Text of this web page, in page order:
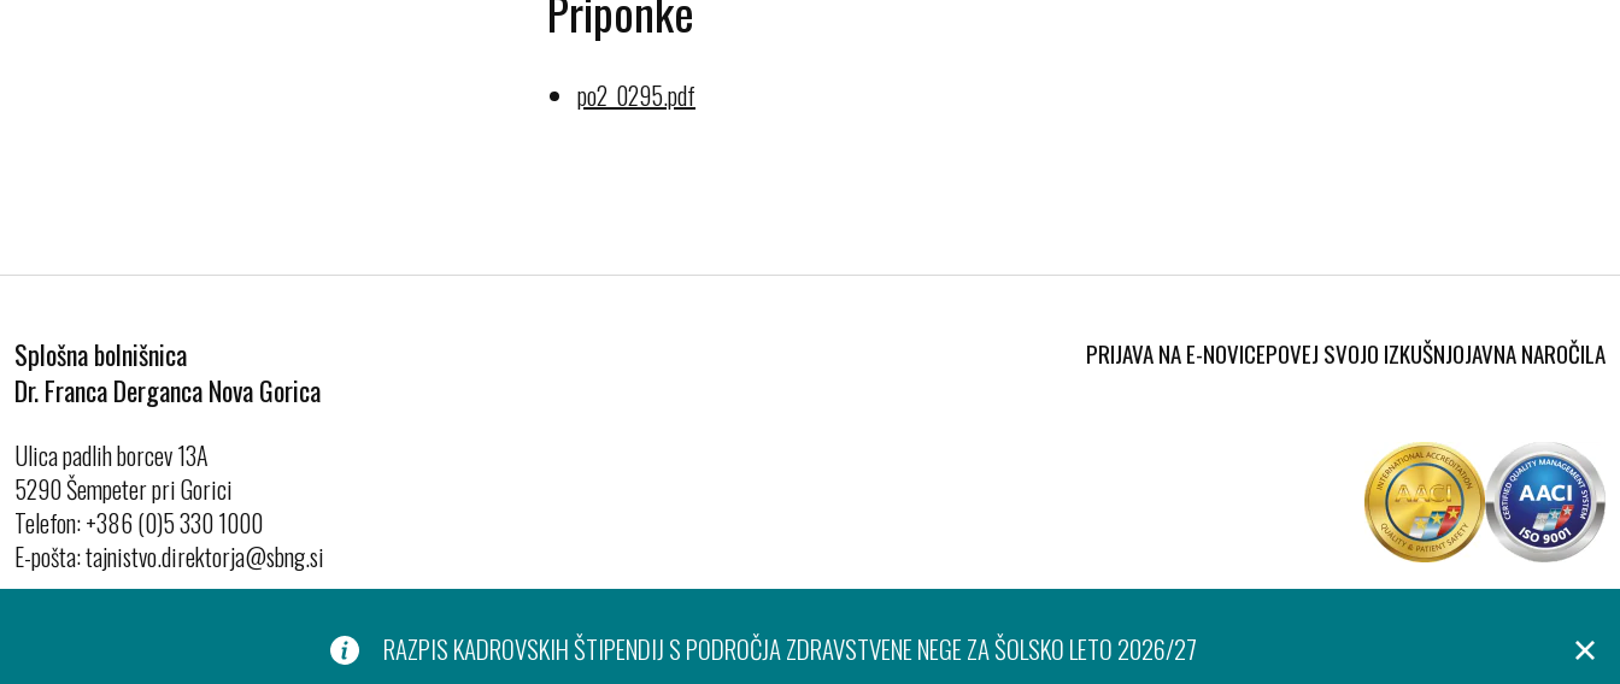
po2_0295.pdf
Splošna bolnišnica
Dr. Franca Derganca Nova Gorica
Ulica padlih borcev 13A
5290 Šempeter pri Gorici
Telefon:+386 (0)5 330 1000
E-pošta:
PRIJAVA NA E-NOVICEPOVEJ SVOJO IZKUŠNJOJAVNA NAROČILA
RAZPIS KADROVSKIH ŠTIPENDIJ S PODROČJA ZDRAVSTVENE NEGE ZA ŠOLSKO LETO 2026/27